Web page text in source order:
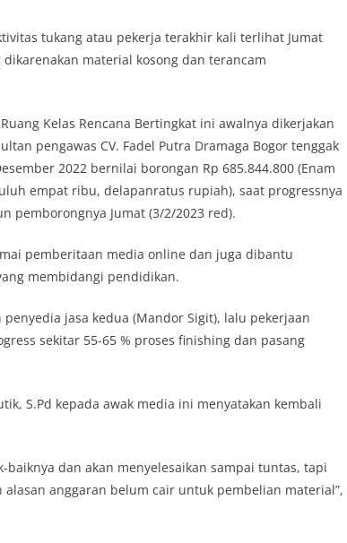
tukang atau pekerja terakhir kali terlihat Jumat
material kosong dan terancam
Kelas Rencana Bertingkat ini awalnya dikerjakan
pengawas CV. Fadel Putra Dramaga Bogor tenggak
2022 bernilai borongan Rp 685.844.800 (Enam
empat ribu, delapanratus rupiah), saat progressnya
pemborongnya Jumat (3/2/2023 red).
pemberitaan media online dan juga dibantu
membidangi pendidikan.
jasa kedua (Mandor Sigit), lalu pekerjaan
sekitar 55-65 % proses finishing dan pasang
S.Pd kepada awak media ini menyatakan kembali
dan akan menyelesaikan sampai tuntas, tapi
anggaran belum cair untuk pembelian material”,